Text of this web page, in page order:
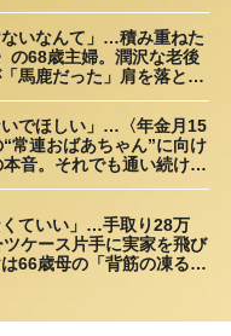
ないなんて」…積み重ねた
の68歳主婦。潤沢な老後
馬鹿だった」肩を落とす
いでほしい」…〈年金月15
常連おばあちゃん”に向け
音。それでも通い続ける
くていい」…手取り28万
ケース片手に実家を飛び
66歳母の「背筋の凍る一